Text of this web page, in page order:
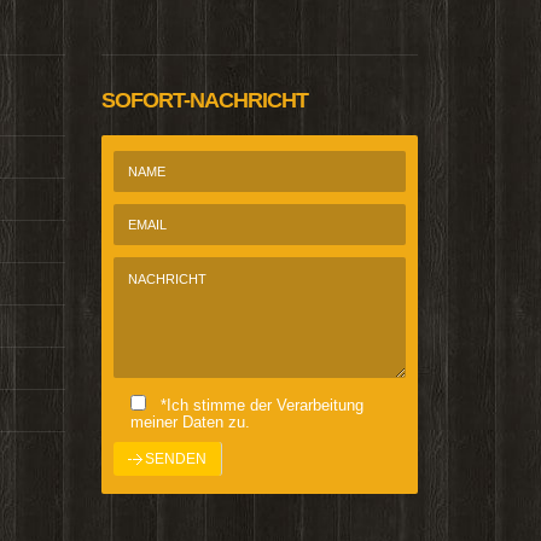
SOFORT-NACHRICHT
*Ich stimme der Verarbeitung
meiner Daten zu.